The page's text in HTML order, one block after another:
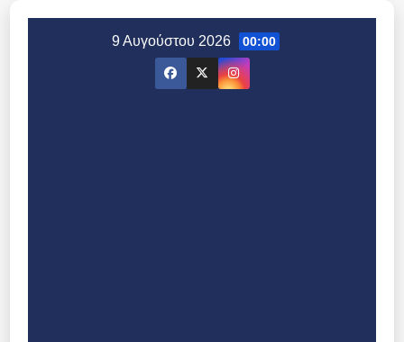
9 Αυγούστου 2026 00:00